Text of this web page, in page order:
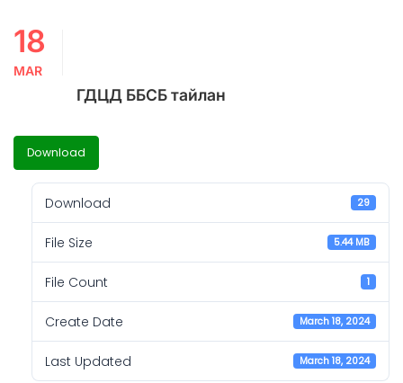
18
MAR
ГДЦД ББСБ тайлан
Download
Download 29
File Size 5.44 MB
File Count 1
Create Date March 18, 2024
Last Updated March 18, 2024